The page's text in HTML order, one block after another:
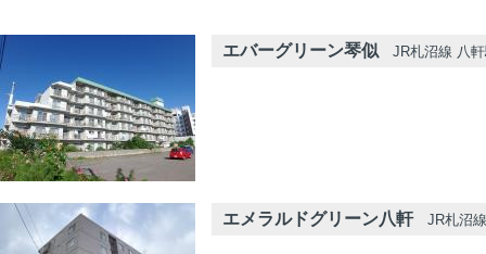
エバーグリーン琴似 JR札沼線 八
エメラルドグリーン八軒JR札沼線